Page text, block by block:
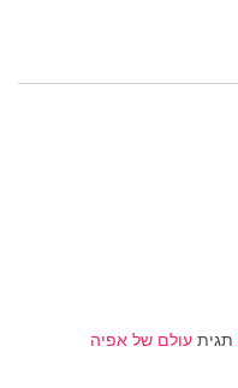
תגית עולם של אפיה